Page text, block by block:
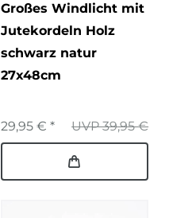
Großes Windlicht mit
Jutekordeln Holz
schwarz natur
27x48cm
UVP 39,95 €
29,95 € *